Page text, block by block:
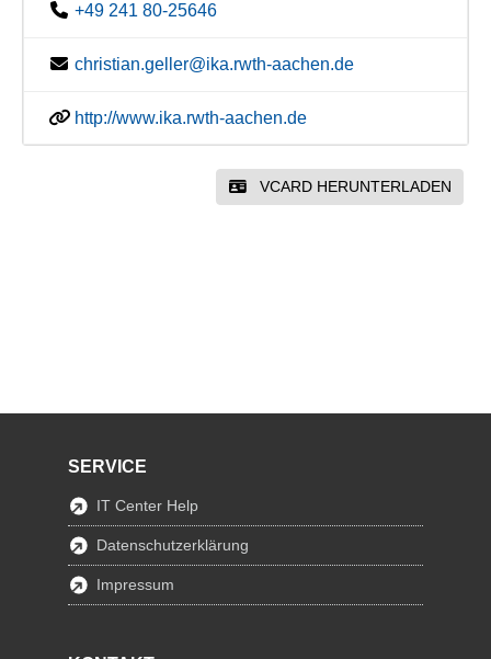
+49 241 80-25646
christian.geller@ika.rwth-aachen.de
http://www.ika.rwth-aachen.de
VCARD HERUNTERLADEN
SERVICE
IT Center Help
Datenschutzerklärung
Impressum